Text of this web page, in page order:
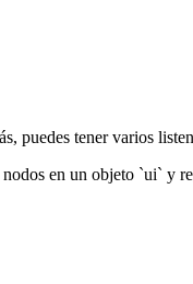
puedes tener varios
en un objeto `ui` y